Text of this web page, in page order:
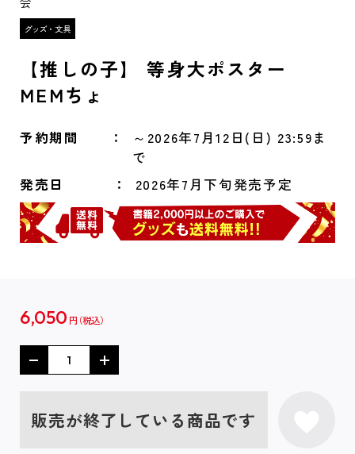
【推しの子】 等身大ポスター
MEMちょ
予約期間
～2026年7月12日(日) 23:59ま
で
発売日
2026年7月下旬発売予定
6,050 円
販売が終了している商品です